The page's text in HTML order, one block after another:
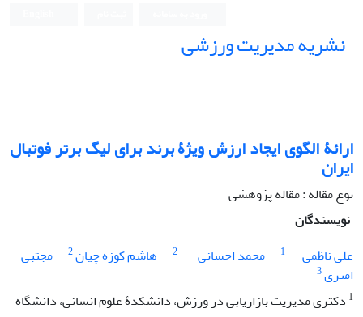
نشریه مدیریت ورزشی
ارائۀ الگوی ایجاد ارزش ویژۀ برند برای لیگ برتر فوتبال
ایران
نوع مقاله : مقاله پژوهشی
نویسندگان
علی ناظمی
1 محمد احسانی 2 هاشم کوزه چیان2
مجتبی
امیری3
1 دکتری مدیریت بازاریابی در ورزش، دانشکدۀ علوم انسانی، دانشگاه